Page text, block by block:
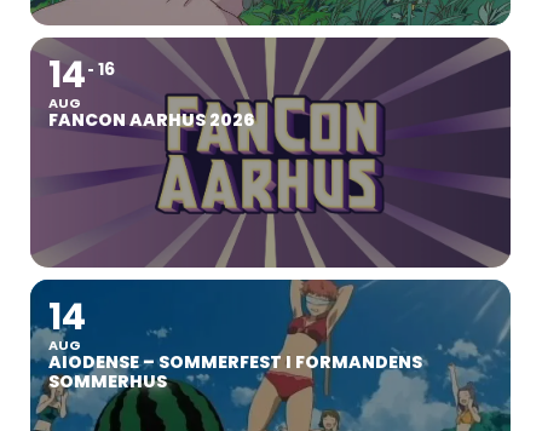
14
AUG
16
FANCON AARHUS 2026
14
AUG
AIODENSE – SOMMERFEST I FORMANDENS
SOMMERHUS